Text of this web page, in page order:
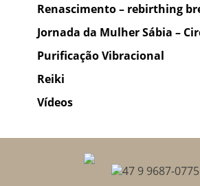
Renascimento – rebirthing
Jornada da Mulher Sábia –
Purificação Vibracional
Reiki
Vídeos
47 9 9687-0775